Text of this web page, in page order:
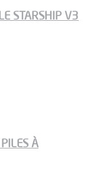
STARSHIP V3
À